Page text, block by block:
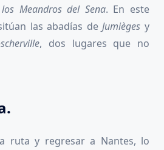
Meandros del Sena. En este
las abadías deJumièges y
, dos lugares que no
ruta y regresar a Nantes, lo